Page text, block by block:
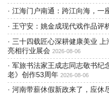
· 江海门户南通：跨江向海，一
· 王守安：姚金成现代戏作品评
· 三十四载匠心深耕健康美业
亮相行业展会 2026-08-06
· 军旅书法家王成志同志敬书纪
老》创作53周年 2026-08-06
· 河南带薪休假新政来了，应休